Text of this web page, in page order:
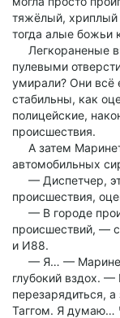
тяжёлый, хриплый
тогда алые божьи
Легкораненые
пулевыми
умирали? Они всё
стабильны, как
полицейские,
происшествия.
А затем
автомобильных
— Диспетчер,
происшествия,
— В городе
происшествий, —
и И88.
— Я… —
глубокий вздох.
перезарядиться,
Таггом. Я думаю…